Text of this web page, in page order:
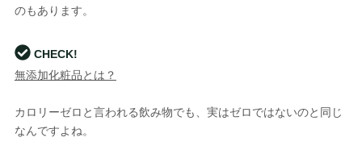
のもあります。
CHECK!
無添加化粧品とは？
カロリーゼロと言われる飲み物でも、実はゼロではないのと同じ
なんですよね。